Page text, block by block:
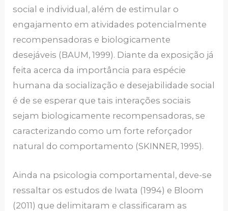
social e individual, além de estimular o
engajamento em atividades potencialmente
recompensadoras e biologicamente
desejáveis (BAUM, 1999). Diante da exposição já
feita acerca da importância para espécie
humana da socialização e desejabilidade social
é de se esperar que tais interações sociais
sejam biologicamente recompensadoras, se
caracterizando como um forte reforçador
natural do comportamento (SKINNER, 1995).
Ainda na psicologia comportamental, deve-se
ressaltar os estudos de Iwata (1994) e Bloom
(2011) que delimitaram e classificaram as